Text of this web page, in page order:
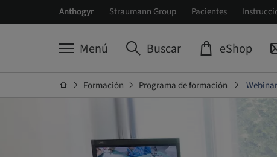
Anthogyr Straumann Group Pacientes
Menú Buscar eShop
Formación Programa de formación